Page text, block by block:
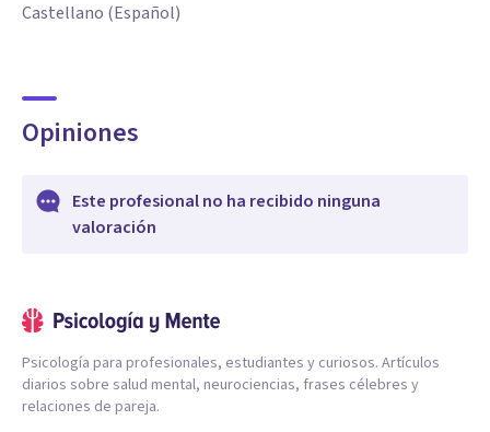
Castellano (Español)
Opiniones
Este profesional no ha recibido ninguna
valoración
Psicología para profesionales, estudiantes y curiosos. Artículos
diarios sobre salud mental, neurociencias, frases célebres y
relaciones de pareja.